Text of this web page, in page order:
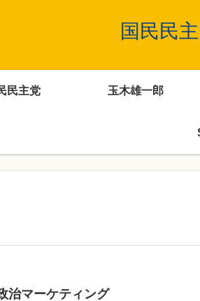
国民民
民主党 玉木雄一郎
治マーケティング